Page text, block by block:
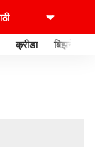
क्रीडा बिझनेस